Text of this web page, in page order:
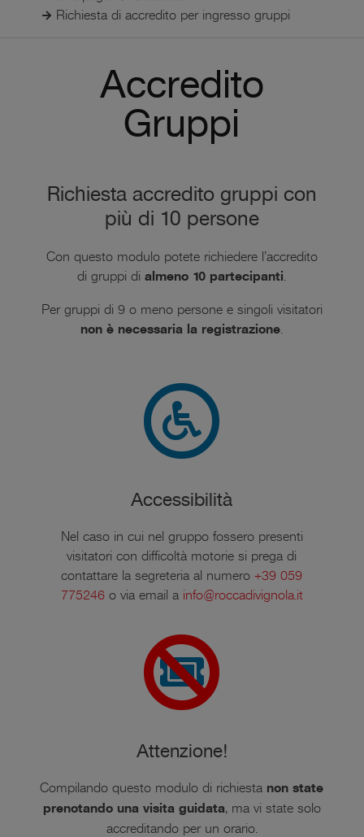
Richiesta di accredito per ingresso gruppi
Accredito
Gruppi
Richiesta accredito gruppi con
più di 10 persone
Con questo modulo potete richiedere l’accredito
di gruppi dialmeno 10 partecipanti.
Per gruppi di 9 o meno persone e singoli visitatori
non è necessaria la registrazione.
Accessibilità
Nel caso in cui nel gruppo fossero presenti
visitatori con difficoltà motorie si prega di
contattare la segreteria al numero+39 059
775246o via email ainfo@roccadivignola.it
Attenzione!
Compilando questo modulo di richiesta non state
prenotando una visita guidata, ma vi state solo
accreditando per un orario.